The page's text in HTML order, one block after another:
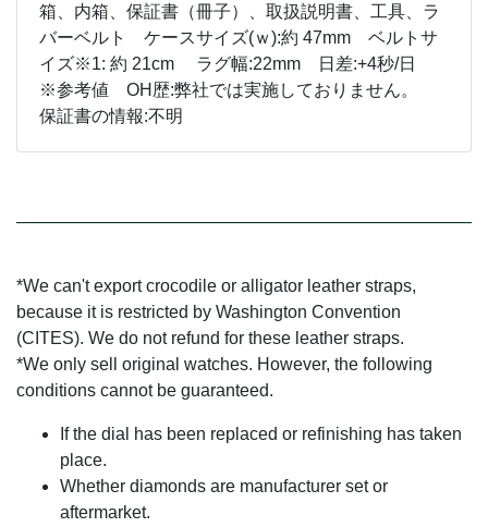
箱、内箱、保証書（冊子）、取扱説明書、工具、ラ
バーベルト ケースサイズ(ｗ):約 47mm ベルトサ
イズ※1: 約 21cm ラグ幅:22mm 日差:+4秒/日
※参考値 OH歴:弊社では実施しておりません。
保証書の情報:不明
*We can't export crocodile or alligator leather straps,
because it is restricted by Washington Convention
(CITES). We do not refund for these leather straps.
*We only sell original watches. However, the following
conditions cannot be guaranteed.
If the dial has been replaced or refinishing has taken
place.
Whether diamonds are manufacturer set or
aftermarket.